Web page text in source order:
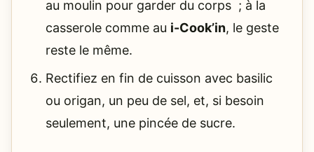
au moulin pour garder du corps ; à la
casserole comme au i-Cook’in, le geste
reste le même.
Rectifiez en fin de cuisson avec basilic
ou origan, un peu de sel, et, si besoin
seulement, une pincée de sucre.